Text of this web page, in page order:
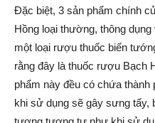
Đặc biệt, 3 sản phẩm chính
Hồng loại thường, thông
một loại rượu thuốc biến
rằng đây là thuốc rượu Bạch
phẩm này đều có chứa
khi sử dụng sẽ gây sưng tấy,